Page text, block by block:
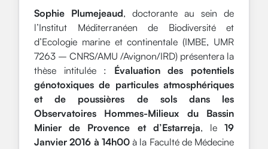
Sophie Plumejeaud, doctorante au sein de
l’Institut Méditerranéen de Biodiversité et
d’Ecologie marine et continentale (IMBE, UMR
7263 – CNRS/AMU /Avignon/IRD) présentera la
thèse intitulée : Évaluation des potentiels
génotoxiques de particules atmosphériques
et de poussières de sols dans les
Observatoires Hommes-Milieux du Bassin
Minier de Provence et d’Estarreja, le19
Janvier 2016 à 14h00à la Faculté de Médecine